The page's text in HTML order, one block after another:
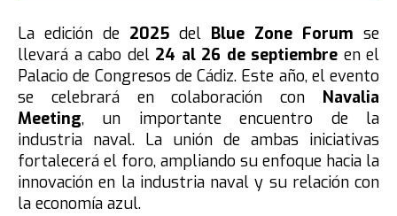
La edición de 2025 del Blue Zone Forum se
llevará a cabo del 24 al 26 de septiembre en el
Palacio de Congresos de Cádiz. Este año, el evento
se celebrará en colaboración con Navalia
Meeting, un importante encuentro de la
industria naval. La unión de ambas iniciativas
fortalecerá el foro, ampliando su enfoque hacia la
innovación en la industria naval y su relación con
la economía azul.